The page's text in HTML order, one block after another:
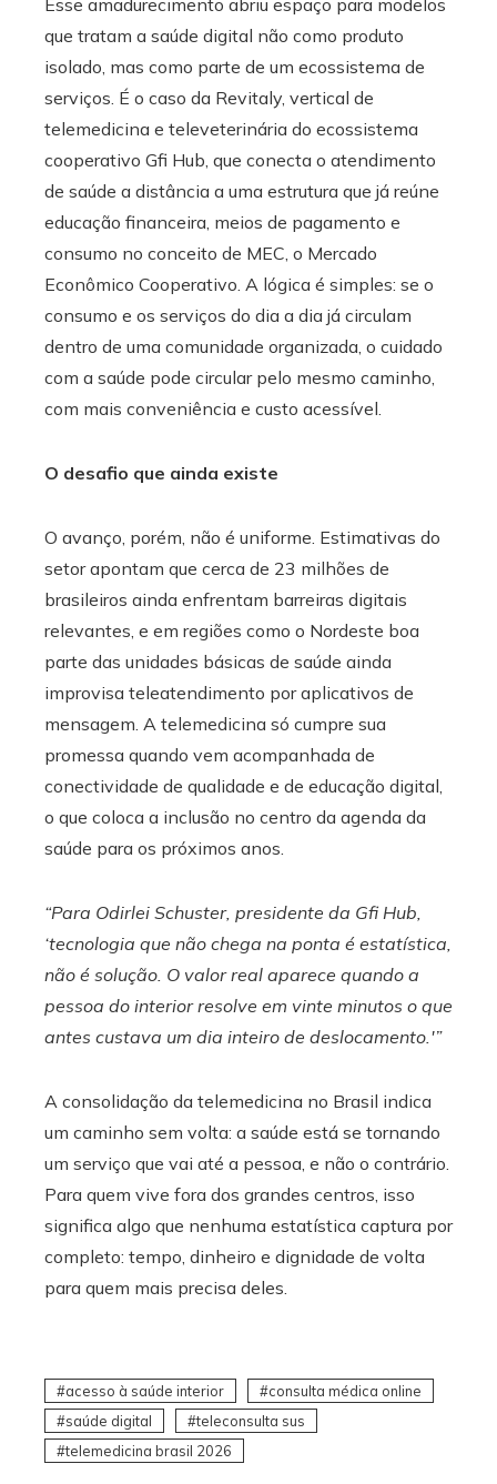
que tratam a saúde digital não como produto
isolado, mas como parte de um ecossistema de
serviços. É o caso da Revitaly, vertical de
telemedicina e televeterinária do ecossistema
cooperativo Gfi Hub, que conecta o atendimento
de saúde a distância a uma estrutura que já reúne
educação financeira, meios de pagamento e
consumo no conceito de MEC, o Mercado
Econômico Cooperativo. A lógica é simples: se o
consumo e os serviços do dia a dia já circulam
dentro de uma comunidade organizada, o cuidado
com a saúde pode circular pelo mesmo caminho,
com mais conveniência e custo acessível.
O desafio que ainda existe
O avanço, porém, não é uniforme. Estimativas do
setor apontam que cerca de 23 milhões de
brasileiros ainda enfrentam barreiras digitais
relevantes, e em regiões como o Nordeste boa
parte das unidades básicas de saúde ainda
improvisa teleatendimento por aplicativos de
mensagem. A telemedicina só cumpre sua
promessa quando vem acompanhada de
conectividade de qualidade e de educação digital,
o que coloca a inclusão no centro da agenda da
saúde para os próximos anos.
“Para Odirlei Schuster, presidente da Gfi Hub,
‘tecnologia que não chega na ponta é estatística,
não é solução. O valor real aparece quando a
pessoa do interior resolve em vinte minutos o que
antes custava um dia inteiro de deslocamento.'”
A consolidação da telemedicina no Brasil indica
um caminho sem volta: a saúde está se tornando
um serviço que vai até a pessoa, e não o contrário.
Para quem vive fora dos grandes centros, isso
significa algo que nenhuma estatística captura por
completo: tempo, dinheiro e dignidade de volta
para quem mais precisa deles.
acesso à saúde interior
consulta médica online
saúde digital
teleconsulta sus
telemedicina brasil 2026